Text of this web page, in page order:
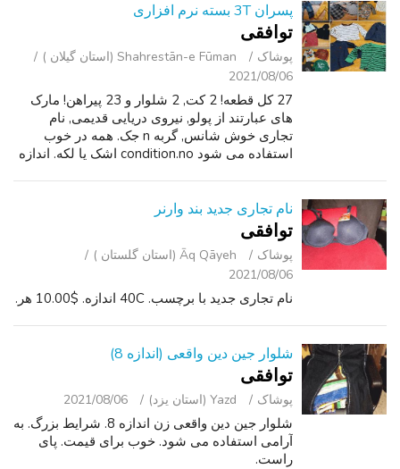
پسران 3T بسته نرم افزاری
توافقی
پوشاک
Shahrestān-e Fūman (استان گیلان )
2021/08/06
27 کل قطعه! 2 کت, 2 شلوار و 23 پیراهن! مارک
های عبارتند از پولو, نیروی دریایی قدیمی, نام
تجاری خوش شانس, گربه n جک. همه در خوب
استفاده می شود condition.no اشک یا لکه. اندازه
نام تجاری جدید بند وارنر
توافقی
پوشاک
Āq Qāyeh (استان گلستان )
2021/08/06
نام تجاری جدید با برچسب. 40C اندازه. $10.00 هر.
شلوار جین دین واقعی (اندازه 8)
توافقی
پوشاک Yazd (استان یزد) 2021/08/06
شلوار جین دین واقعی زن اندازه 8. شرایط بزرگ. به
آرامی استفاده می شود. خوب برای قیمت. پای
راست.